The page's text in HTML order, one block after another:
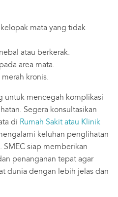
mata yang tidak
atau berkerak.
area mata.
kronis.
untuk mencegah komplikasi
Segera konsultasikan
di Rumah Sakit atau Klinik
keluhan penglihatan
SMEC siap memberikan
penanganan tepat agar
dunia dengan lebih jelas dan